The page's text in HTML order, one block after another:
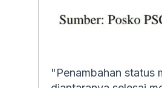
"Penambahan status